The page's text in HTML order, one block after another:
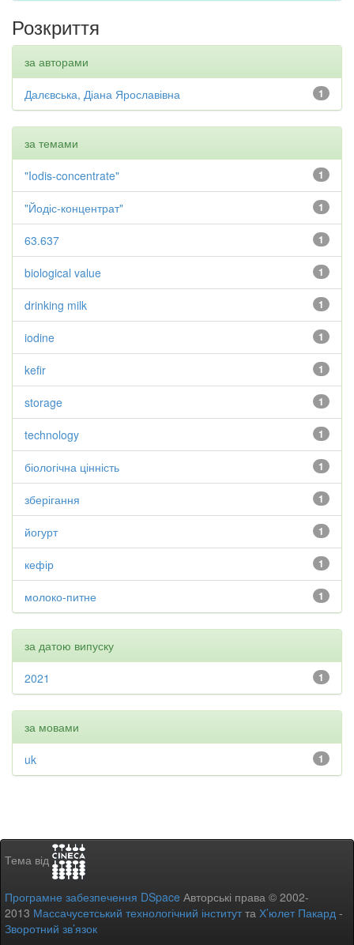
Розкриття
за авторами
1
Далєвська, Діана Ярославівна
за темами
1
"Iodis-concentrate"
1
"Йодіс-концентрат"
1
63.637
1
biological value
1
drinking milk
1
iodine
1
kefir
1
storage
1
technology
1
біологічна цінність
1
зберігання
1
йогурт
1
кефір
1
молоко-питне
за датою випуску
1
2021
за мовами
1
uk
Тема від
Програмне забезпечення DSpace Авторські права © 2002-
2013 Массачусетський технологічний інститутта Х’юлет Пакард -
Зворотний зв’язок